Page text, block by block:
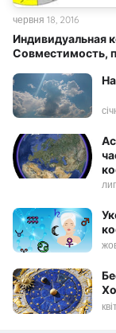
Индивидуальная
Совместимость,
червня 18, 2016